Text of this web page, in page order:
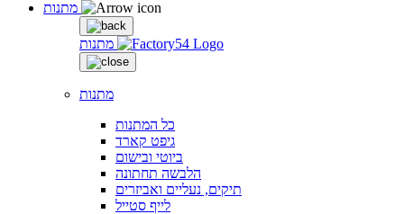
מתנות
מתנות
כל המתנות
גיפט קארד
ביוטי ובישום
הלבשה תחתונה
תיקים, נעליים ואביזרים
לייף סטייל